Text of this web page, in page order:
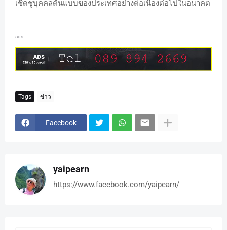
เชิดชูบุคคลต้นแบบของประเทศอย่างต่อเนื่องต่อไปในอนาคต
ads
Tags ข่าว
Facebook
yaipearn
https://www.facebook.com/yaipearn/